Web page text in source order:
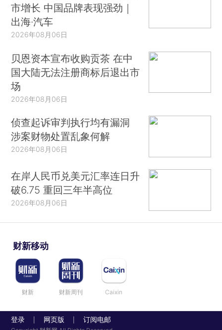
市增长 中国品牌表现强劲｜
出海·汽车
2026年08月06日
贝恩资本宣布收购贡茶 在中
国大陆无法注册商标后退出市
场
2026年08月06日
侦查起诉审判执行均有漏洞
涉案财物处置乱象何解
2026年08月06日
在岸人民币兑美元汇率连日升
破6.75 重回三年半高位
2026年08月06日
财新移动
财新 财新周刊 Caixin
登录 网页版 订阅电邮